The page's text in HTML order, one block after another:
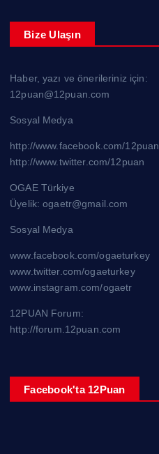
Bize Ulaşın
Haber, yazı ve önerileriniz için:
12puan@12puan.com
Sosyal Medya
http://www.facebook.com/12puan
http://www.twitter.com/12puan
OGAE Türkiye
Üyelik: ogaetr@gmail.com
Sosyal Medya
www.facebook.com/ogaeturkey
www.twitter.com/ogaeturkey
www.instagram.com/ogaetr
12PUAN Forum:
http://forum.12puan.com
Facebook'ta 12Puan